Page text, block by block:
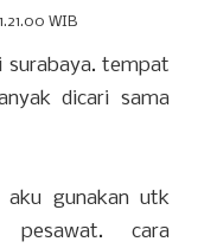
WIB
surabaya. tempat
dicari sama
gunakan utk
cara